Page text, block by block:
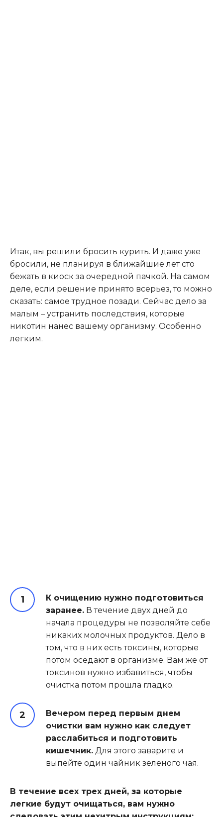
Итак, вы решили бросить курить. И даже уже
бросили, не планируя в ближайшие лет сто
бежать в киоск за очередной пачкой. На самом
деле, если решение принято всерьез, то можно
сказать: самое трудное позади. Сейчас дело за
малым – устранить последствия, которые
никотин нанес вашему организму. Особенно
легким.
К очищению нужно подготовиться
заранее. В течение двух дней до
начала процедуры не позволяйте себе
никаких молочных продуктов. Дело в
том, что в них есть токсины, которые
потом оседают в организме. Вам же от
токсинов нужно избавиться, чтобы
очистка потом прошла гладко.
Вечером перед первым днем
очистки вам нужно как следует
расслабиться и подготовить
кишечник. Для этого заварите и
выпейте один чайник зеленого чая.
В течение всех трех дней, за которые
легкие будут очищаться, вам нужно